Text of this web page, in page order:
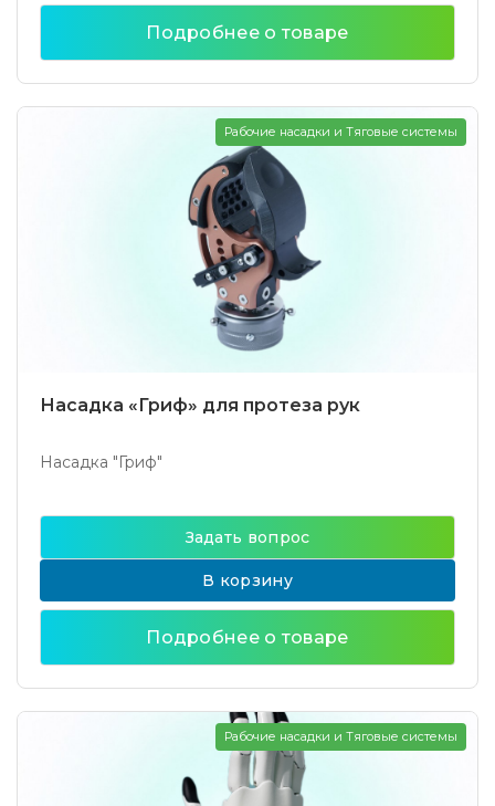
Подробнее о товаре
Насадка «Гриф» для протеза рук
Насадка "Гриф"
Рабочие насадки и Тяговые системы
Задать вопрос
В корзину
Подробнее о товаре
Рабочие насадки и Тяговые системы